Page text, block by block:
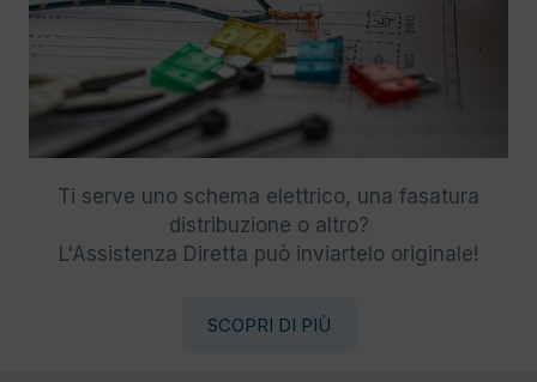
Ti serve uno schema elettrico, una fasatura
distribuzione o altro?
L'Assistenza Diretta può inviartelo originale!
SCOPRI DI PIÙ